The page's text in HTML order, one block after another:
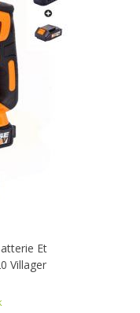
Et
Villager